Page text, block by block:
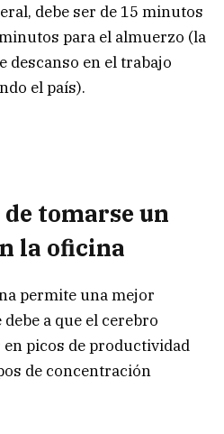
debe ser de 15 minutos
para el almuerzo (la
descanso en el trabajo
el país).
tomarse un
la oficina
permite una mejor
a que el cerebro
picos de productividad
de concentración